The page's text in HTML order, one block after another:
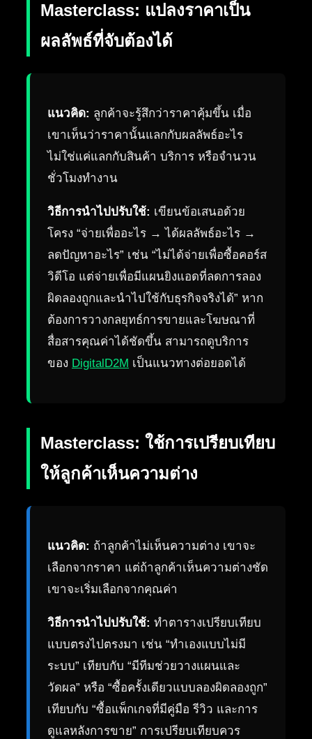
Masterclass: แปลงราคาเป็น
ผลลัพธ์ที่จับต้องได้
แนวคิด: ลูกค้าจะรู้สึกว่าราคาคุ้มขึ้น เมื่อ
เขาเห็นว่าราคานั้นแลกกับผลลัพธ์อะไร
ไม่ใช่แค่แลกกับสินค้า บริการ หรือจำนวน
ชั่วโมงทำงาน
วิธีการนำไปปรับใช้: เขียนข้อเสนอด้วย
โครง “จ่ายเพื่ออะไร → ได้ผลลัพธ์อะไร →
ลดปัญหาอะไร” เช่น “ไม่ได้จ่ายเพื่อซื้อคอร์ส
วิดีโอ แต่จ่ายเพื่อมีแผนยิงแอดที่ลดการลอง
ผิดลองถูกและนำไปใช้กับธุรกิจจริงได้” หาก
ต้องการวางกลยุทธ์การขายและโฆษณาที่
สื่อสารคุณค่าได้ชัดขึ้น สามารถดูบริการ
ของ DigitalD2M เป็นแนวทางต่อยอดได้
Masterclass: ใช้การเปรียบเทียบ
ให้ลูกค้าเห็นความต่าง
แนวคิด: ถ้าลูกค้าไม่เห็นความต่าง เขาจะ
เลือกจากราคา แต่ถ้าลูกค้าเห็นความต่างชัด
เขาจะเริ่มเลือกจากคุณค่า
วิธีการนำไปปรับใช้: ทำตารางเปรียบเทียบ
แบบตรงไปตรงมา เช่น “ทำเองแบบไม่มี
ระบบ” เทียบกับ “มีทีมช่วยวางแผนและ
วัดผล” หรือ “ซื้อครั้งเดียวแบบลองผิดลองถูก”
เทียบกับ “ซื้อแพ็กเกจที่มีคู่มือ รีวิว และการ
ดูแลหลังการขาย” การเปรียบเทียบควร